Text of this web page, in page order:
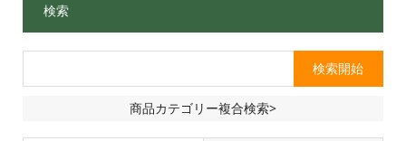
検索
商品カテゴリー複合検索>